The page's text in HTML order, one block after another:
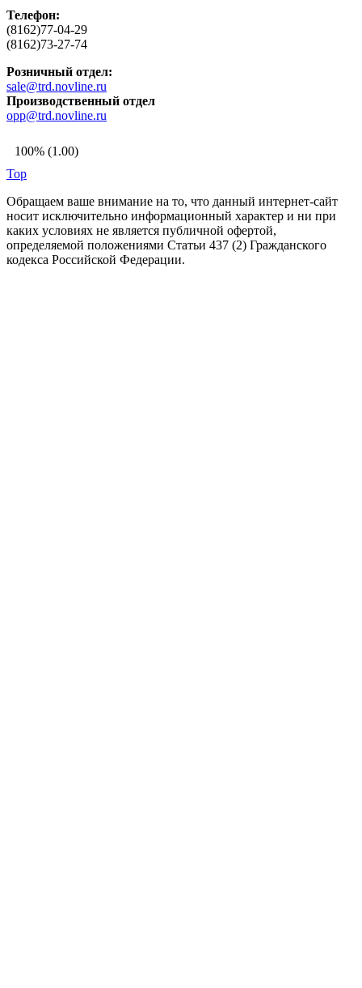
Телефон:
(8162)77-04-29
(8162)73-27-74
Розничный отдел:
sale@trd.novline.ru
Производственный отдел
opp@trd.novline.ru
100% (1.00)
Top
Обращаем ваше внимание на то, что данный интернет-сайт
носит исключительно информационный характер и ни при
каких условиях не является публичной офертой,
определяемой положениями Статьи 437 (2) Гражданского
кодекса Российской Федерации.